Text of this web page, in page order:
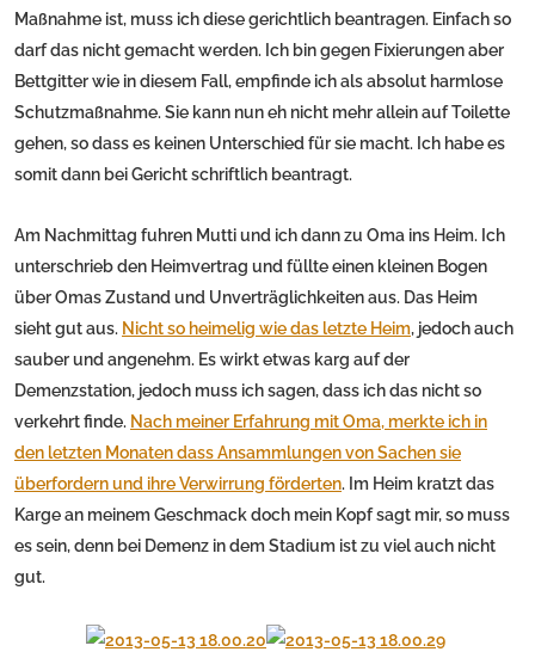
Maßnahme ist, muss ich diese gerichtlich beantragen. Einfach so
darf das nicht gemacht werden. Ich bin gegen Fixierungen aber
Bettgitter wie in diesem Fall, empfinde ich als absolut harmlose
Schutzmaßnahme. Sie kann nun eh nicht mehr allein auf Toilette
gehen, so dass es keinen Unterschied für sie macht. Ich habe es
somit dann bei Gericht schriftlich beantragt.
Am Nachmittag fuhren Mutti und ich dann zu Oma ins Heim. Ich
unterschrieb den Heimvertrag und füllte einen kleinen Bogen
über Omas Zustand und Unverträglichkeiten aus. Das Heim
sieht gut aus. Nicht so heimelig wie das letzte Heim, jedoch auch
sauber und angenehm. Es wirkt etwas karg auf der
Demenzstation, jedoch muss ich sagen, dass ich das nicht so
verkehrt finde. Nach meiner Erfahrung mit Oma, merkte ich in
den letzten Monaten dass Ansammlungen von Sachen sie
überfordern und ihre Verwirrung förderten. Im Heim kratzt das
Karge an meinem Geschmack doch mein Kopf sagt mir, so muss
es sein, denn bei Demenz in dem Stadium ist zu viel auch nicht
gut.